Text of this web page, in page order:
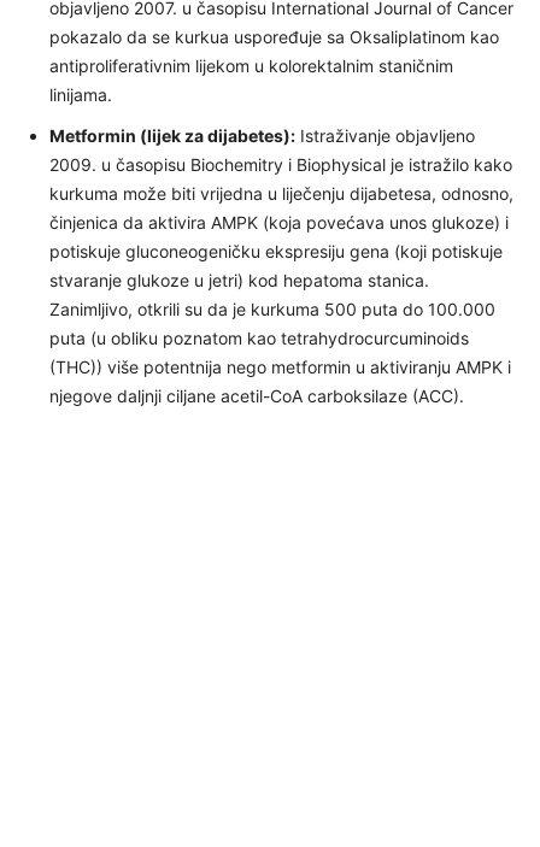
objavljeno 2007. u časopisu International Journal of Cancer
pokazalo da se kurkua uspoređuje sa Oksaliplatinom kao
antiproliferativnim lijekom u kolorektalnim staničnim
linijama.
Metformin (lijek za dijabetes): Istraživanje objavljeno
2009. u časopisu Biochemitry i Biophysical je istražilo kako
kurkuma može biti vrijedna u liječenju dijabetesa, odnosno,
činjenica da aktivira AMPK (koja povećava unos glukoze) i
potiskuje gluconeogeničku ekspresiju gena (koji potiskuje
stvaranje glukoze u jetri) kod hepatoma stanica.
Zanimljivo, otkrili su da je kurkuma 500 puta do 100.000
puta (u obliku poznatom kao tetrahydrocurcuminoids
(THC)) više potentnija nego metformin u aktiviranju AMPK i
njegove daljnji ciljane acetil-CoA carboksilaze (ACC).